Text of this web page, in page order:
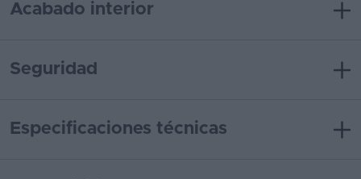
Acabado interior
Seguridad
Especificaciones técnicas